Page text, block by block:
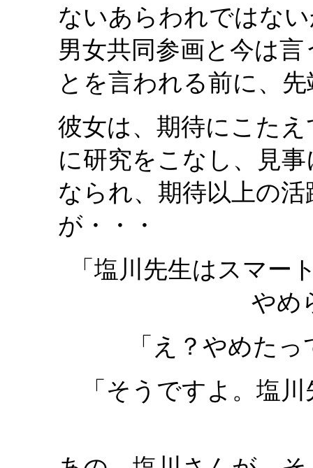
ないあらわれではな
男女共同参画と今は
とを言われる前に、
彼女は、期待にこた
に研究をこなし、見
なられ、期待以上の
が・・・
「塩川先生はスマー
やめ
「え？やめた
「そうですよ。塩